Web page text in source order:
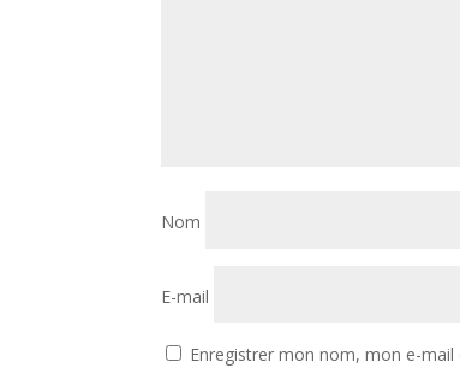
Nom
E-mail
Enregistrer mon nom, mon e-